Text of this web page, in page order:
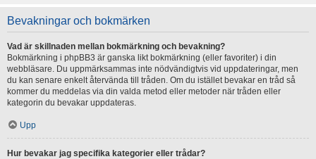
Bevakningar och bokmärken
Vad är skillnaden mellan bokmärkning och bevakning?
Bokmärkning i phpBB3 är ganska likt bokmärkning (eller favoriter) i din
webbläsare. Du uppmärksammas inte nödvändigtvis vid uppdateringar, men
du kan senare enkelt återvända till tråden. Om du istället bevakar en tråd så
kommer du meddelas via din valda metod eller metoder när tråden eller
kategorin du bevakar uppdateras.
Upp
Hur bevakar jag specifika kategorier eller trådar?